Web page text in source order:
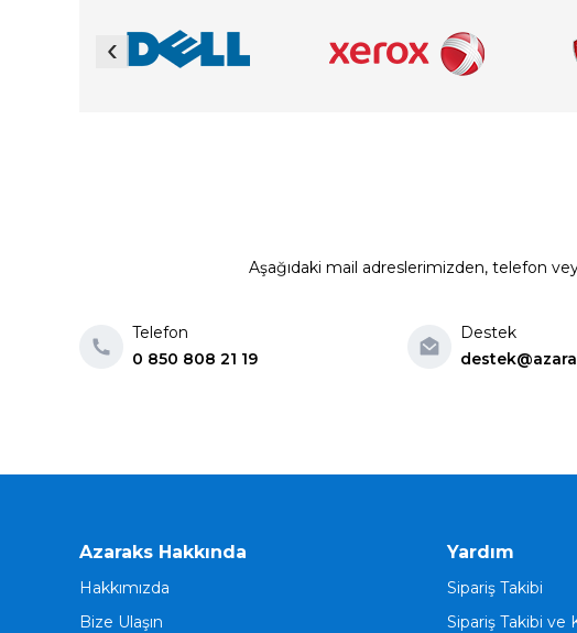
‹
Aşağıdaki mail adreslerimizden, telefon
Telefon
0 850 808 21 19
Destek
Azaraks Hakkında
Hakkımızda
Bize Ulaşın
Yardım
Sipariş Takibi
Sipariş Takibi ve